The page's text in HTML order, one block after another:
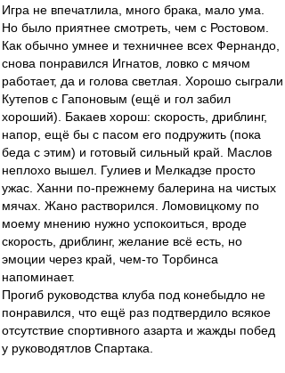
Игра не впечатлила, много брака, мало ума.
Но было приятнее смотреть, чем с Ростовом.
Как обычно умнее и техничнее всех Фернандо,
снова понравился Игнатов, ловко с мячом
работает, да и голова светлая. Хорошо сыграли
Кутепов с Гапоновым (ещё и гол забил
хороший). Бакаев хорош: скорость, дриблинг,
напор, ещё бы с пасом его подружить (пока
беда с этим) и готовый сильный край. Маслов
неплохо вышел. Гулиев и Мелкадзе просто
ужас. Ханни по-прежнему балерина на чистых
мячах. Жано растворился. Ломовицкому по
моему мнению нужно успокоиться, вроде
скорость, дриблинг, желание всё есть, но
эмоции через край, чем-то Торбинса
напоминает.
Прогиб руководства клуба под конебыдло не
понравился, что ещё раз подтвердило всякое
отсутствие спортивного азарта и жажды побед
у руководятлов Спартака.